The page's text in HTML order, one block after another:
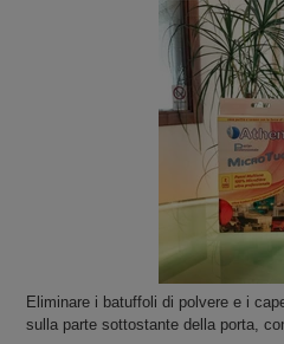
Eliminare i batuffoli di polvere e i
sulla parte sottostante della porta,